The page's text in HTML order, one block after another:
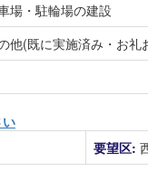
場・駐輪場の建設
他(既に実施済み・お礼
要望区: